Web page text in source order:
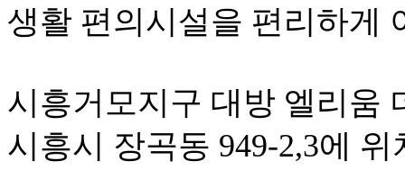
생활 편의시설을 편리하게
시흥거모지구 대방 엘리
시흥시 장곡동 949-2,3에 위